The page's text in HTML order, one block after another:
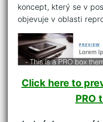
koncept, který se v
objevuje v oblasti
Click here to
PRO